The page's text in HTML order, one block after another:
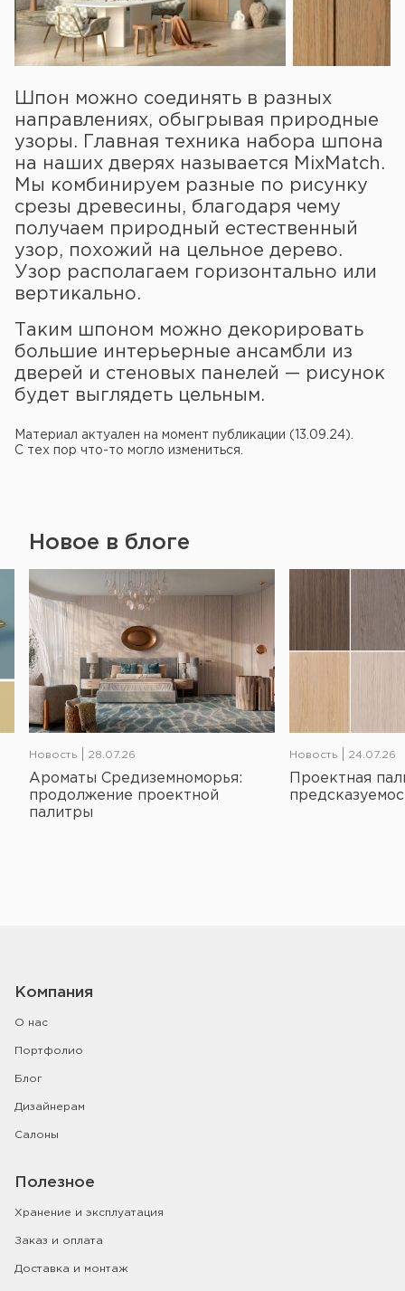
Шпон можно соединять в разных
направлениях, обыгрывая природные
узоры. Главная техника набора шпона
на наших дверях называется MixMatch.
Мы комбинируем разные по рисунку
срезы древесины, благодаря чему
получаем природный естественный
узор, похожий на цельное дерево.
Узор располагаем горизонтально или
вертикально.
Таким шпоном можно декорировать
большие интерьерные ансамбли из
дверей и стеновых панелей — рисунок
будет выглядеть цельным.
Материал актуален на момент публикации (13.09.24).
С тех пор что-то могло измениться.
Новое в блоге
Новость 28.07.26
Ароматы Средиземноморья:
продолжение проектной
палитры
Новость 24.07.26
Проектная
Компания
О нас
Портфолио
Блог
Дизайнерам
Салоны
Полезное
Хранение и эксплуатация
Заказ и оплата
Доставка и монтаж